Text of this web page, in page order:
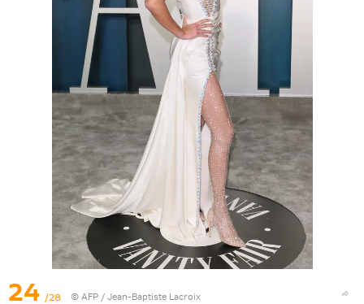
24 /28 © AFP / Jean-Baptiste Lacroix